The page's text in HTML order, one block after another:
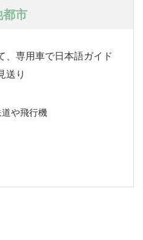
都市
、専用車で日本語ガイド
送り
や飛行機